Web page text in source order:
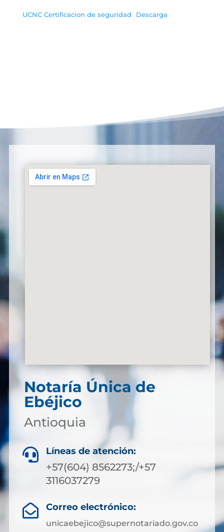
UCNC Certificacion de seguridad Descarga
Notaría Única de
Ebéjico
Antioquia
 Líneas de atención:
+57(604) 8562273;/+57
3116037279
 Correo electrónico:
unicaebejico@supernotariado.gov.co